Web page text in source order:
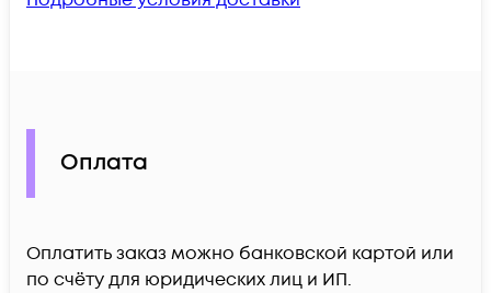
Оплата
Оплатить заказ можно банковской картой или
по счёту для юридических лиц и ИП.